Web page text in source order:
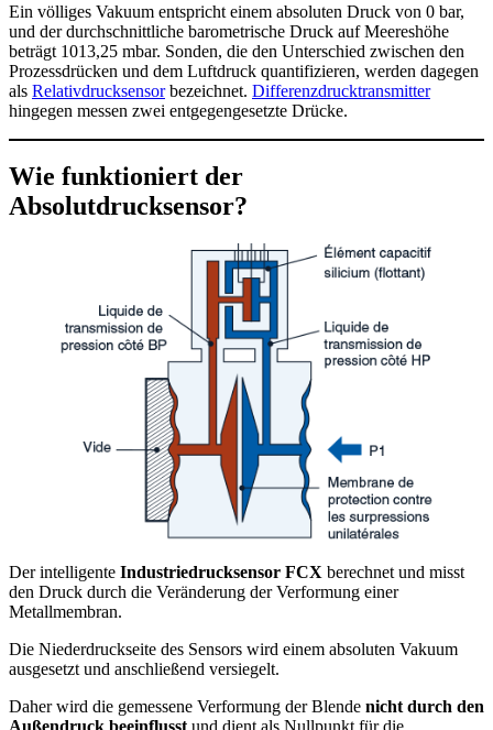
Ein völliges Vakuum entspricht einem absoluten Druck von 0 bar,
und der durchschnittliche barometrische Druck auf Meereshöhe
beträgt 1013,25 mbar. Sonden, die den Unterschied zwischen den
Prozessdrücken und dem Luftdruck quantifizieren, werden dagegen
als Relativdrucksensorbezeichnet. Differenzdrucktransmitter
hingegen messen zwei entgegengesetzte Drücke.
Wie funktioniert der
Absolutdrucksensor?
Der intelligente Industriedrucksensor FCX berechnet und misst
den Druck durch die Veränderung der Verformung einer
Metallmembran.
Die Niederdruckseite des Sensors wird einem absoluten Vakuum
ausgesetzt und anschließend versiegelt.
Daher wird die gemessene Verformung der Blende nicht durch den
Außendruck beeinflusst und dient als Nullpunkt für die